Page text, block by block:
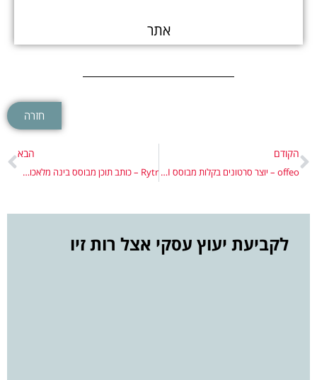
אתר
חזרה
הקודם
offeo – יוצר סרטונים בקלות מבוסס AI, מותאם רשתות חברתיות
הבא
Rytr – כותב תוכן מבוסס בינה מלאכותית
לקביעת יעוץ עסקי אצל רות זיו